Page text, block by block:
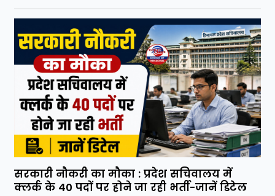
सरकारी नौकरी का मौका : प्रदेश सचिवालय में
क्लर्क के 40 पदों पर होने जा रही भर्ती-जानें डिटेल